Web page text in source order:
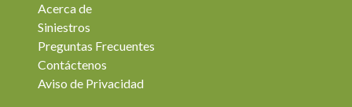
Acerca de
Siniestros
Preguntas Frecuentes
Contáctenos
Aviso de Privacidad